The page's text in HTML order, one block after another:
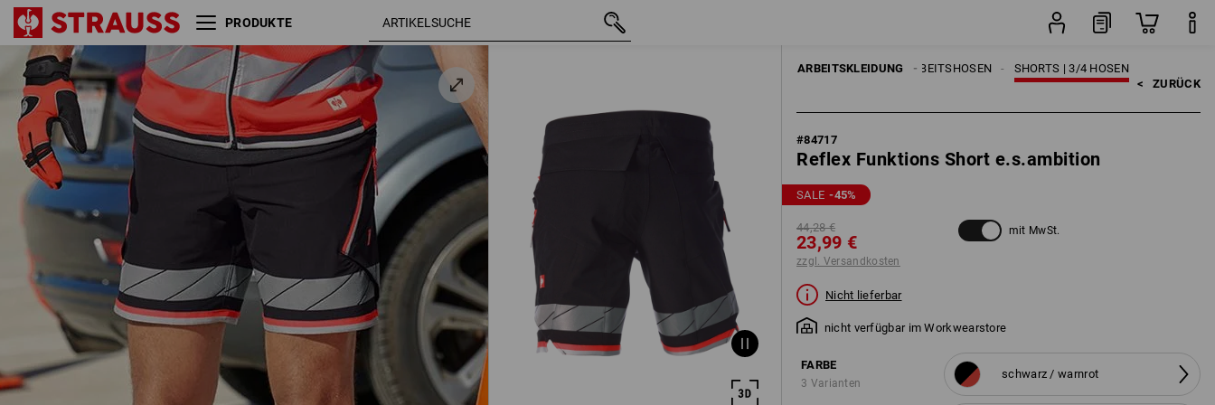
PRODUKTE
ARBEITSKLEIDUNG SHORTS | 3/4 HOSEN
ARBEITSHOSEN
HERREN
< ZURÜCK
#84717
Reflex Funktions Short e.s.ambition
SALE -45%
44,28 €
23,99 €
zzgl. Versandkosten
mit MwSt.
Nicht lieferbar
nicht verfügbar im Workwearstore
FARBE
3 Varianten
schwarz / warnrot
Reflex Funktions Short
e.s.ambition
/ warnrot
52